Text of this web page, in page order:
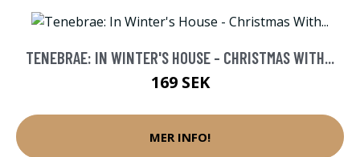
TENEBRAE: IN WINTER'S HOUSE - CHRISTMAS WITH...
169 SEK
MER INFO!